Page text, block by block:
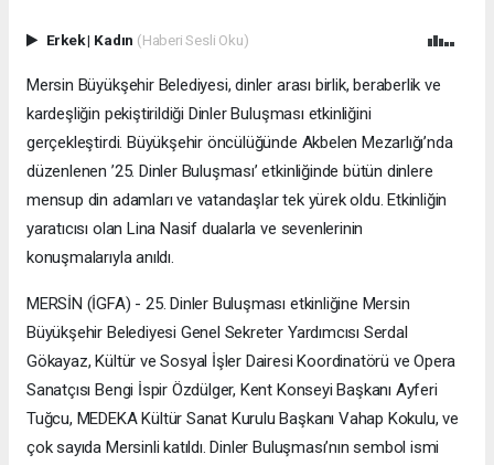
Erkek| Kadın (Haberi Sesli Oku)
Mersin Büyükşehir Belediyesi, dinler arası birlik, beraberlik ve
kardeşliğin pekiştirildiği Dinler Buluşması etkinliğini
gerçekleştirdi. Büyükşehir öncülüğünde Akbelen Mezarlığı’nda
düzenlenen ’25. Dinler Buluşması’ etkinliğinde bütün dinlere
mensup din adamları ve vatandaşlar tek yürek oldu. Etkinliğin
yaratıcısı olan Lina Nasif dualarla ve sevenlerinin
konuşmalarıyla anıldı.
MERSİN (İGFA) - 25. Dinler Buluşması etkinliğine Mersin
Büyükşehir Belediyesi Genel Sekreter Yardımcısı Serdal
Gökayaz, Kültür ve Sosyal İşler Dairesi Koordinatörü ve Opera
Sanatçısı Bengi İspir Özdülger, Kent Konseyi Başkanı Ayferi
Tuğcu, MEDEKA Kültür Sanat Kurulu Başkanı Vahap Kokulu, ve
çok sayıda Mersinli katıldı. Dinler Buluşması’nın sembol ismi